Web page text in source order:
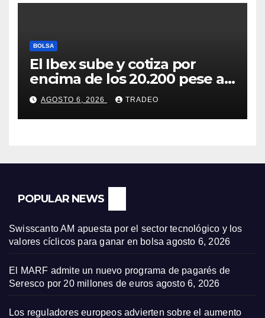
BOLSA
El Ibex sube y cotiza por
encima de los 20.200 pese al
‘sell off’ de la tecnología
AGOSTO 6, 2026 TRADEO
POPULAR NEWS
Swisscanto AM apuesta por el sector tecnológico y los
valores cíclicos para ganar en bolsa agosto 6, 2026
El MARF admite un nuevo programa de pagarés de
Seresco por 20 millones de euros agosto 6, 2026
Los reguladores europeos advierten sobre el aumento